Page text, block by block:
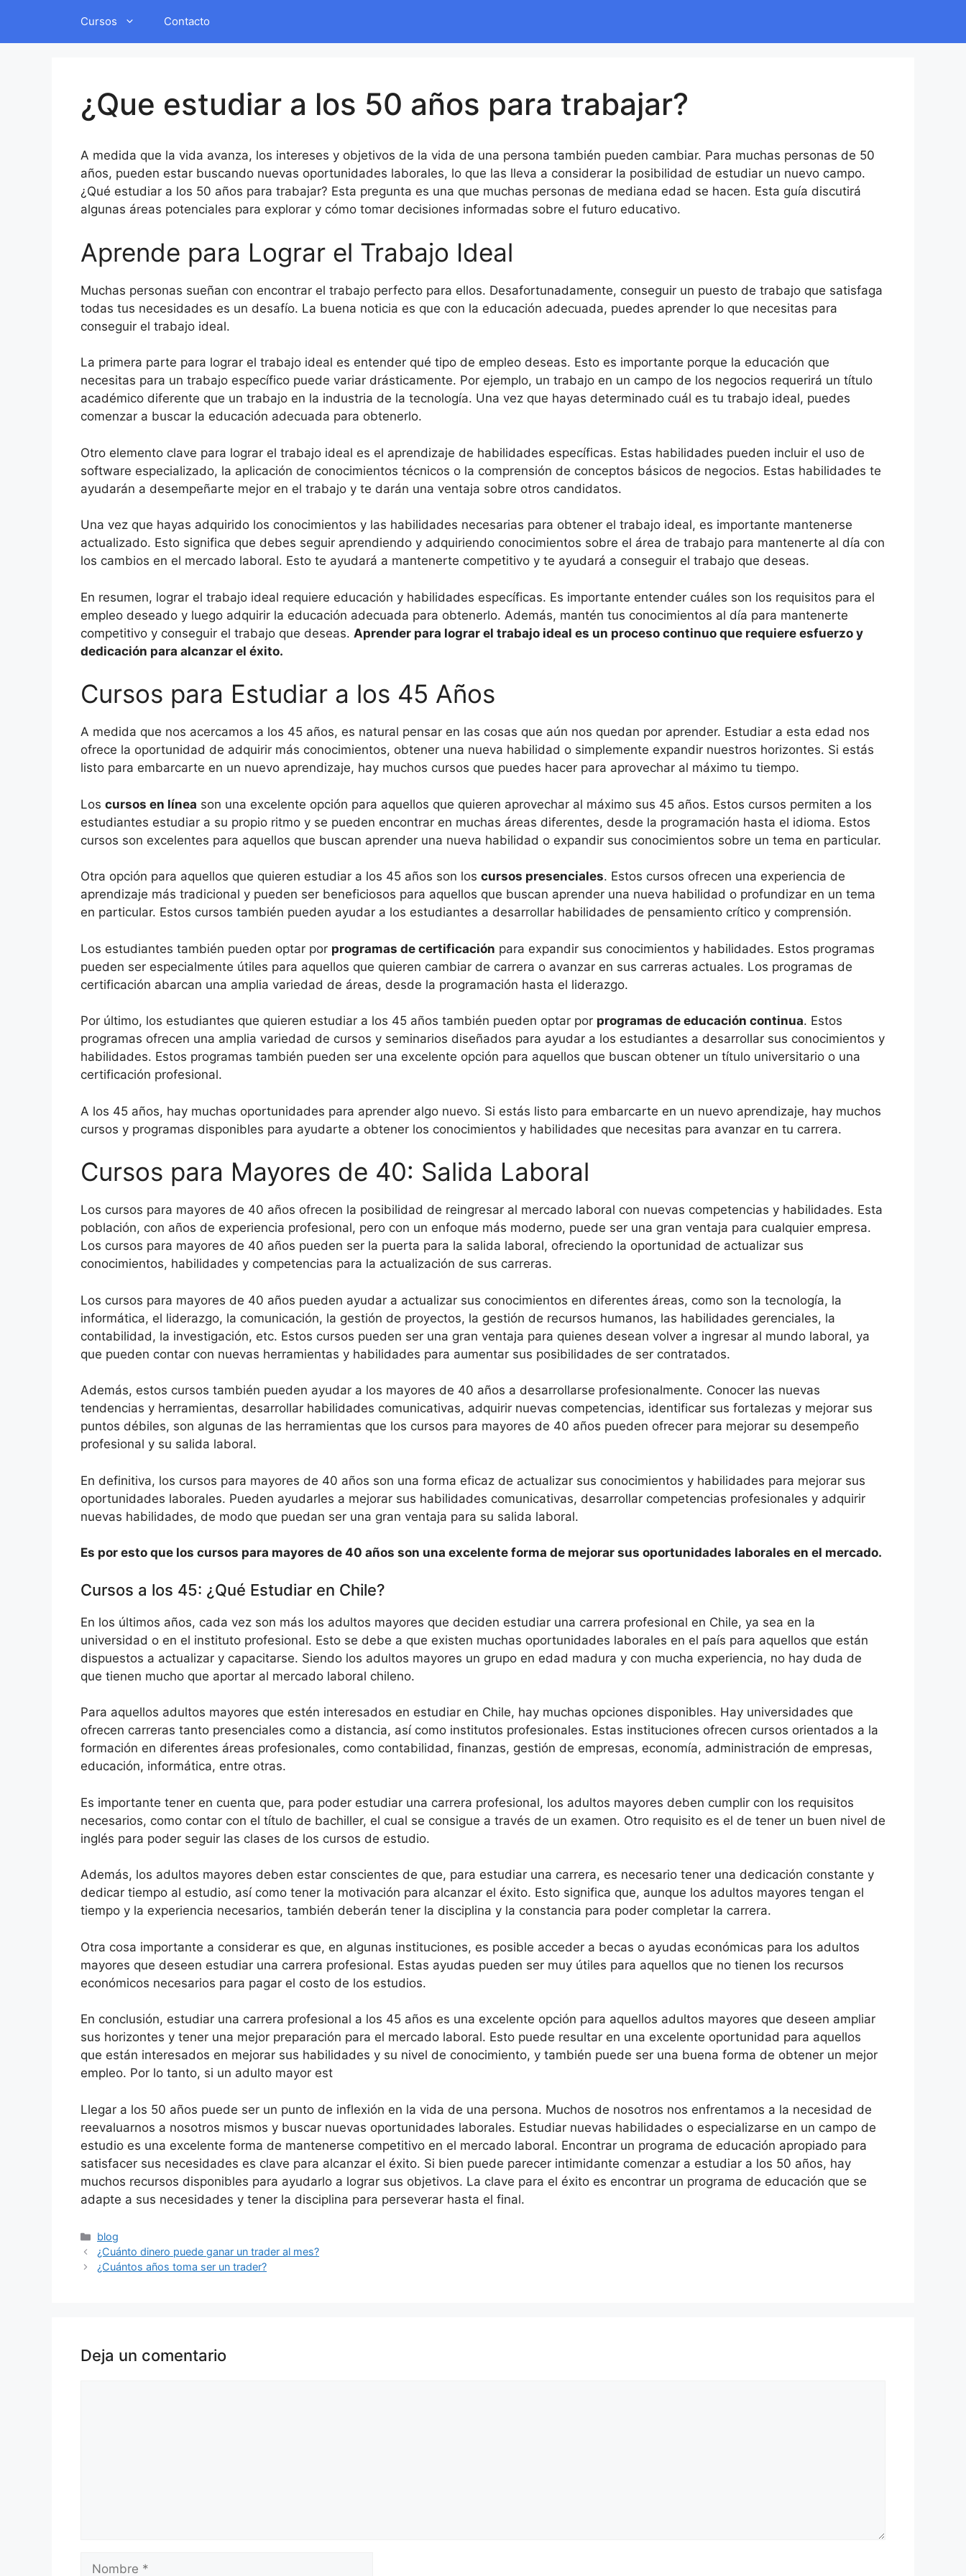
contenido
Cursos Contacto
¿Que estudiar a los 50 años para trabajar?
A medida que la vida avanza, los intereses y objetivos de la vida de una persona también pueden cambiar. Para muchas personas de 50
años, pueden estar buscando nuevas oportunidades laborales, lo que las lleva a considerar la posibilidad de estudiar un nuevo campo.
¿Qué estudiar a los 50 años para trabajar? Esta pregunta es una que muchas personas de mediana edad se hacen. Esta guía discutirá
algunas áreas potenciales para explorar y cómo tomar decisiones informadas sobre el futuro educativo.
Aprende para Lograr el Trabajo Ideal
Muchas personas sueñan con encontrar el trabajo perfecto para ellos. Desafortunadamente, conseguir un puesto de trabajo que satisfaga
todas tus necesidades es un desafío. La buena noticia es que con la educación adecuada, puedes aprender lo que necesitas para
conseguir el trabajo ideal.
La primera parte para lograr el trabajo ideal es entender qué tipo de empleo deseas. Esto es importante porque la educación que
necesitas para un trabajo específico puede variar drásticamente. Por ejemplo, un trabajo en un campo de los negocios requerirá un título
académico diferente que un trabajo en la industria de la tecnología. Una vez que hayas determinado cuál es tu trabajo ideal, puedes
comenzar a buscar la educación adecuada para obtenerlo.
Otro elemento clave para lograr el trabajo ideal es el aprendizaje de habilidades específicas. Estas habilidades pueden incluir el uso de
software especializado, la aplicación de conocimientos técnicos o la comprensión de conceptos básicos de negocios. Estas habilidades te
ayudarán a desempeñarte mejor en el trabajo y te darán una ventaja sobre otros candidatos.
Una vez que hayas adquirido los conocimientos y las habilidades necesarias para obtener el trabajo ideal, es importante mantenerse
actualizado. Esto significa que debes seguir aprendiendo y adquiriendo conocimientos sobre el área de trabajo para mantenerte al día con
los cambios en el mercado laboral. Esto te ayudará a mantenerte competitivo y te ayudará a conseguir el trabajo que deseas.
En resumen, lograr el trabajo ideal requiere educación y habilidades específicas. Es importante entender cuáles son los requisitos para el
empleo deseado y luego adquirir la educación adecuada para obtenerlo. Además, mantén tus conocimientos al día para mantenerte
competitivo y conseguir el trabajo que deseas. Aprender para lograr el trabajo ideal es un proceso continuo que requiere esfuerzo y
dedicación para alcanzar el éxito.
Cursos para Estudiar a los 45 Años
A medida que nos acercamos a los 45 años, es natural pensar en las cosas que aún nos quedan por aprender. Estudiar a esta edad nos
ofrece la oportunidad de adquirir más conocimientos, obtener una nueva habilidad o simplemente expandir nuestros horizontes. Si estás
listo para embarcarte en un nuevo aprendizaje, hay muchos cursos que puedes hacer para aprovechar al máximo tu tiempo.
Los cursos en línea son una excelente opción para aquellos que quieren aprovechar al máximo sus 45 años. Estos cursos permiten a los
estudiantes estudiar a su propio ritmo y se pueden encontrar en muchas áreas diferentes, desde la programación hasta el idioma. Estos
cursos son excelentes para aquellos que buscan aprender una nueva habilidad o expandir sus conocimientos sobre un tema en particular.
Otra opción para aquellos que quieren estudiar a los 45 años son los cursos presenciales. Estos cursos ofrecen una experiencia de
aprendizaje más tradicional y pueden ser beneficiosos para aquellos que buscan aprender una nueva habilidad o profundizar en un tema
en particular. Estos cursos también pueden ayudar a los estudiantes a desarrollar habilidades de pensamiento crítico y comprensión.
Los estudiantes también pueden optar por programas de certificación para expandir sus conocimientos y habilidades. Estos programas
pueden ser especialmente útiles para aquellos que quieren cambiar de carrera o avanzar en sus carreras actuales. Los programas de
certificación abarcan una amplia variedad de áreas, desde la programación hasta el liderazgo.
Por último, los estudiantes que quieren estudiar a los 45 años también pueden optar por programas de educación continua. Estos
programas ofrecen una amplia variedad de cursos y seminarios diseñados para ayudar a los estudiantes a desarrollar sus conocimientos y
habilidades. Estos programas también pueden ser una excelente opción para aquellos que buscan obtener un título universitario o una
certificación profesional.
A los 45 años, hay muchas oportunidades para aprender algo nuevo. Si estás listo para embarcarte en un nuevo aprendizaje, hay muchos
cursos y programas disponibles para ayudarte a obtener los conocimientos y habilidades que necesitas para avanzar en tu carrera.
Cursos para Mayores de 40: Salida Laboral
Los cursos para mayores de 40 años ofrecen la posibilidad de reingresar al mercado laboral con nuevas competencias y habilidades. Esta
población, con años de experiencia profesional, pero con un enfoque más moderno, puede ser una gran ventaja para cualquier empresa.
Los cursos para mayores de 40 años pueden ser la puerta para la salida laboral, ofreciendo la oportunidad de actualizar sus
conocimientos, habilidades y competencias para la actualización de sus carreras.
Los cursos para mayores de 40 años pueden ayudar a actualizar sus conocimientos en diferentes áreas, como son la tecnología, la
informática, el liderazgo, la comunicación, la gestión de proyectos, la gestión de recursos humanos, las habilidades gerenciales, la
contabilidad, la investigación, etc. Estos cursos pueden ser una gran ventaja para quienes desean volver a ingresar al mundo laboral, ya
que pueden contar con nuevas herramientas y habilidades para aumentar sus posibilidades de ser contratados.
Además, estos cursos también pueden ayudar a los mayores de 40 años a desarrollarse profesionalmente. Conocer las nuevas
tendencias y herramientas, desarrollar habilidades comunicativas, adquirir nuevas competencias, identificar sus fortalezas y mejorar sus
puntos débiles, son algunas de las herramientas que los cursos para mayores de 40 años pueden ofrecer para mejorar su desempeño
profesional y su salida laboral.
En definitiva, los cursos para mayores de 40 años son una forma eficaz de actualizar sus conocimientos y habilidades para mejorar sus
oportunidades laborales. Pueden ayudarles a mejorar sus habilidades comunicativas, desarrollar competencias profesionales y adquirir
nuevas habilidades, de modo que puedan ser una gran ventaja para su salida laboral.
Es por esto que los cursos para mayores de 40 años son una excelente forma de mejorar sus oportunidades laborales en el mercado.
Cursos a los 45: ¿Qué Estudiar en Chile?
En los últimos años, cada vez son más los adultos mayores que deciden estudiar una carrera profesional en Chile, ya sea en la
universidad o en el instituto profesional. Esto se debe a que existen muchas oportunidades laborales en el país para aquellos que están
dispuestos a actualizar y capacitarse. Siendo los adultos mayores un grupo en edad madura y con mucha experiencia, no hay duda de
que tienen mucho que aportar al mercado laboral chileno.
Para aquellos adultos mayores que estén interesados en estudiar en Chile, hay muchas opciones disponibles. Hay universidades que
ofrecen carreras tanto presenciales como a distancia, así como institutos profesionales. Estas instituciones ofrecen cursos orientados a la
formación en diferentes áreas profesionales, como contabilidad, finanzas, gestión de empresas, economía, administración de empresas,
educación, informática, entre otras.
Es importante tener en cuenta que, para poder estudiar una carrera profesional, los adultos mayores deben cumplir con los requisitos
necesarios, como contar con el título de bachiller, el cual se consigue a través de un examen. Otro requisito es el de tener un buen nivel de
inglés para poder seguir las clases de los cursos de estudio.
Además, los adultos mayores deben estar conscientes de que, para estudiar una carrera, es necesario tener una dedicación constante y
dedicar tiempo al estudio, así como tener la motivación para alcanzar el éxito. Esto significa que, aunque los adultos mayores tengan el
tiempo y la experiencia necesarios, también deberán tener la disciplina y la constancia para poder completar la carrera.
Otra cosa importante a considerar es que, en algunas instituciones, es posible acceder a becas o ayudas económicas para los adultos
mayores que deseen estudiar una carrera profesional. Estas ayudas pueden ser muy útiles para aquellos que no tienen los recursos
económicos necesarios para pagar el costo de los estudios.
En conclusión, estudiar una carrera profesional a los 45 años es una excelente opción para aquellos adultos mayores que deseen ampliar
sus horizontes y tener una mejor preparación para el mercado laboral. Esto puede resultar en una excelente oportunidad para aquellos
que están interesados en mejorar sus habilidades y su nivel de conocimiento, y también puede ser una buena forma de obtener un mejor
empleo. Por lo tanto, si un adulto mayor est
Llegar a los 50 años puede ser un punto de inflexión en la vida de una persona. Muchos de nosotros nos enfrentamos a la necesidad de
reevaluarnos a nosotros mismos y buscar nuevas oportunidades laborales. Estudiar nuevas habilidades o especializarse en un campo de
estudio es una excelente forma de mantenerse competitivo en el mercado laboral. Encontrar un programa de educación apropiado para
satisfacer sus necesidades es clave para alcanzar el éxito. Si bien puede parecer intimidante comenzar a estudiar a los 50 años, hay
muchos recursos disponibles para ayudarlo a lograr sus objetivos. La clave para el éxito es encontrar un programa de educación que se
adapte a sus necesidades y tener la disciplina para perseverar hasta el final.
Categorías
blog
¿Cuánto dinero puede ganar un trader al mes?
¿Cuántos años toma ser un trader?
Deja un comentario
Nombre